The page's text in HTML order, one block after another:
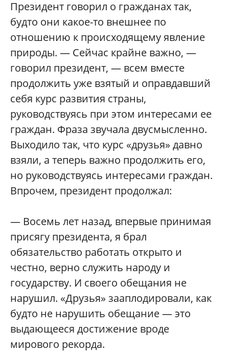
Президент говорил о гражданах так,
будто они какое-то внешнее по
отношению к происходящему явление
природы. — Сейчас крайне важно, —
говорил президент, — всем вместе
продолжить уже взятый и оправдавший
себя курс развития страны,
руководствуясь при этом интересами ее
граждан. Фраза звучала двусмысленно.
Выходило так, что курс «друзья» давно
взяли, а теперь важно продолжить его,
но руководствуясь интересами граждан.
Впрочем, президент продолжал:
— Восемь лет назад, впервые принимая
присягу президента, я брал
обязательство работать открыто и
честно, верно служить народу и
государству. И своего обещания не
нарушил. «Друзья» зааплодировали, как
будто не нарушить обещание — это
выдающееся достижение вроде
мирового рекорда.